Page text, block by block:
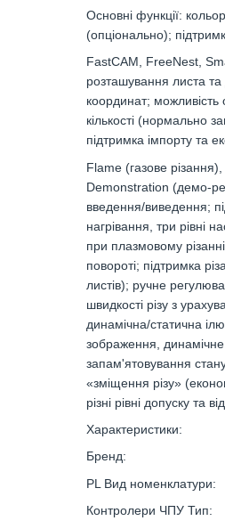
Основні функції:
(опціонально);
FastCAM, FreeNest,
розташування листа
координат;
кількості (нормально
підтримка імпорту та
Flame (газове
Demonstration (демо-
введення/виведення;
нагрівання, три рівні
при плазмовому
повороті; підтримка
листів); ручне
швидкості різу з
динамічна/статична
зображення, динамічне
запам'ятовування
«зміщення різу»
різні рівні допуску та
Характеристики:
Бренд:
PL Вид номенклатури:
Контролери ЧПУ Тип: